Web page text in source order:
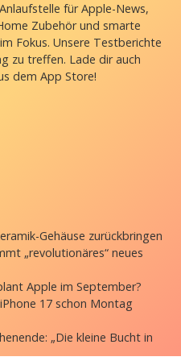
für Apple-News,
Zubehör und smarte
Fokus. Unsere Testberichte
zu treffen. Lade dir auch
dem App Store!
Gehäuse zurückbringen
„revolutionäres“ neues
Apple im September?
17 schon Montag
„Die kleine Bucht in